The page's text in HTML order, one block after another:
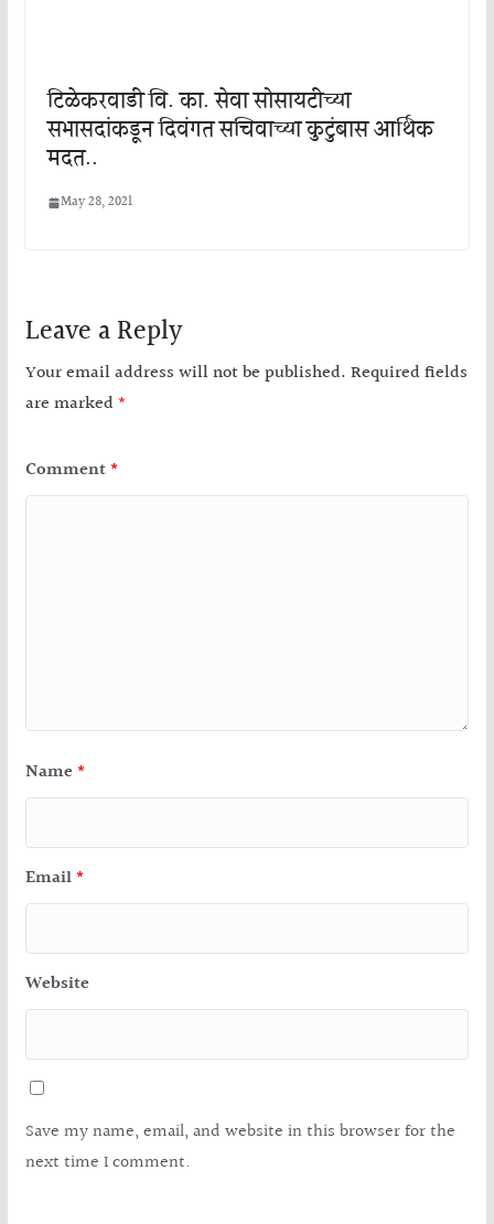
टिळेकरवाडी वि. का. सेवा सोसायटीच्या
सभासदांकडून दिवंगत सचिवाच्या कुटुंबास आर्थिक
मदत..
May 28, 2021
Leave a Reply
Your email address will not be published. Required fields
are marked *
Comment *
Name *
Email *
Website
Save my name, email, and website in this browser for the
next time I comment.